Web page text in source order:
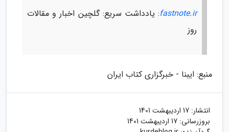
fastnote.ir: یادداشت سریع: گلچین اخبار و مقالات
روز
منبع: ایبنا - خبرگزاری کتاب ایران
انتشار: 17 اردیبهشت 1401
بروزرسانی: 17 اردیبهشت 1401